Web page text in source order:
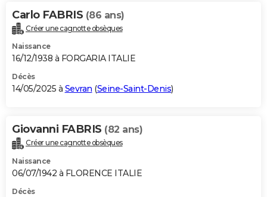
Carlo FABRIS (86 ans)
Créer une cagnotte obsèques
Naissance
16/12/1938 à FORGARIA ITALIE
Décès
14/05/2025 à Sevran (Seine-Saint-Denis)
Giovanni FABRIS (82 ans)
Créer une cagnotte obsèques
Naissance
06/07/1942 à FLORENCE ITALIE
Décès